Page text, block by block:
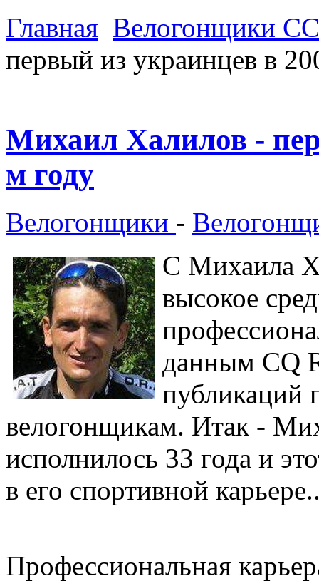
Главная Велогонщики
первый из украинцев в
Михаил Халилов -
м году
Велогонщики -
С Михаила
высокое
данным CQ
публикаций
велогонщикам. Итак -
исполнилось 33 года и
в его спортивной
Профессиональная